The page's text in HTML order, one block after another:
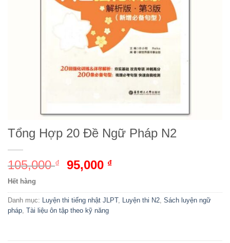
Tổng Hợp 20 Đề Ngữ Pháp N2
105,000₫
Giá
là:
105,000 ₫.
95,000 ₫
tại
là:
Hết hàng
Danh mục: Luyện thi tiếng nhật JLPT, Luyện thi N2 Sách luyện ngữ
pháp Tài liệu ôn tập theo kỹ năng